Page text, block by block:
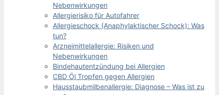
Nebenwirkungen
Allergierisiko für Autofahrer
Allergieschock (Anaphylaktischer Schock): Was
tun?
Arzneimittelallergie: Risiken und
Nebenwirkungen
Bindehautentzündung bei Allergien
CBD Öl Tropfen gegen Allergien
Hausstaubmilbenallergie: Diagnose – Was ist zu